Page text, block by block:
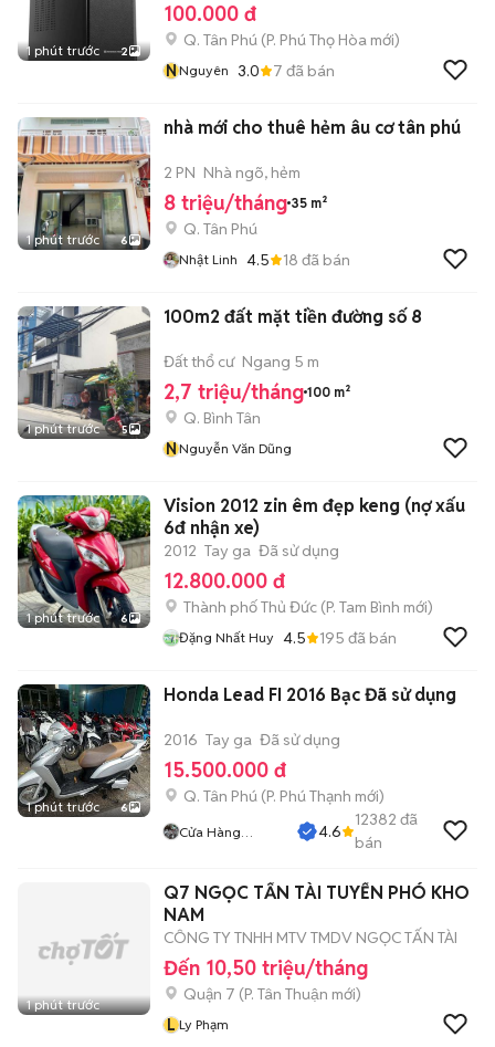
1 phút trước 2
100.000 đ
Q. Tân Phú (P. Phú Thọ Hòa mới)
NNguyên 3.0 7 đã bán
1 phút trước 6
nhà mới cho thuê hẻm âu cơ tân phú
2 PN Nhà ngõ, hẻm
8 triệu/tháng 35 m²
Q. Tân Phú
Nhật Linh 4.5 18 đã bán
1 phút trước 5
100m2 đất mặt tiền đường số 8
Đất thổ cư Ngang 5 m
2,7 triệu/tháng 100 m²
Q. Bình Tân
NNguyễn Văn Dũng
1 phút trước 6
Vision 2012 zin êm đẹp keng (nợ xấu
6đ nhận xe)
2012 Tay ga Đã sử dụng
12.800.000 đ
Thành phố Thủ Đức (P. Tam Bình mới)
Đặng Nhất Huy 4.5 195 đã bán
1 phút trước 6
Honda Lead FI 2016 Bạc Đã sử dụng
2016 Tay ga Đã sử dụng
15.500.000 đ
Q. Tân Phú (P. Phú Thạnh mới)
Cửa Hàng
4.6
12382 đã
bán
1 phút trước
Q7 NGỌC TẤN TÀI TUYỂN PHÓ KHO
NAM
CÔNG TY TNHH MTV TMDV NGỌC TẤN TÀI
Đến 10,50 triệu/tháng
Quận 7 (P. Tân Thuận mới)
L Ly Phạm